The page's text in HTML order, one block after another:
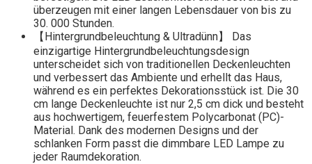
überzeugen mit einer langen Lebensdauer von bis zu
30. 000 Stunden.
【Hintergrundbeleuchtung & Ultradünn】 Das
einzigartige Hintergrundbeleuchtungsdesign
unterscheidet sich von traditionellen Deckenleuchten
und verbessert das Ambiente und erhellt das Haus,
während es ein perfektes Dekorationsstück ist. Die 30
cm lange Deckenleuchte ist nur 2,5 cm dick und besteht
aus hochwertigem, feuerfestem Polycarbonat (PC)-
Material. Dank des modernen Designs und der
schlanken Form passt die dimmbare LED Lampe zu
jeder Raumdekoration.